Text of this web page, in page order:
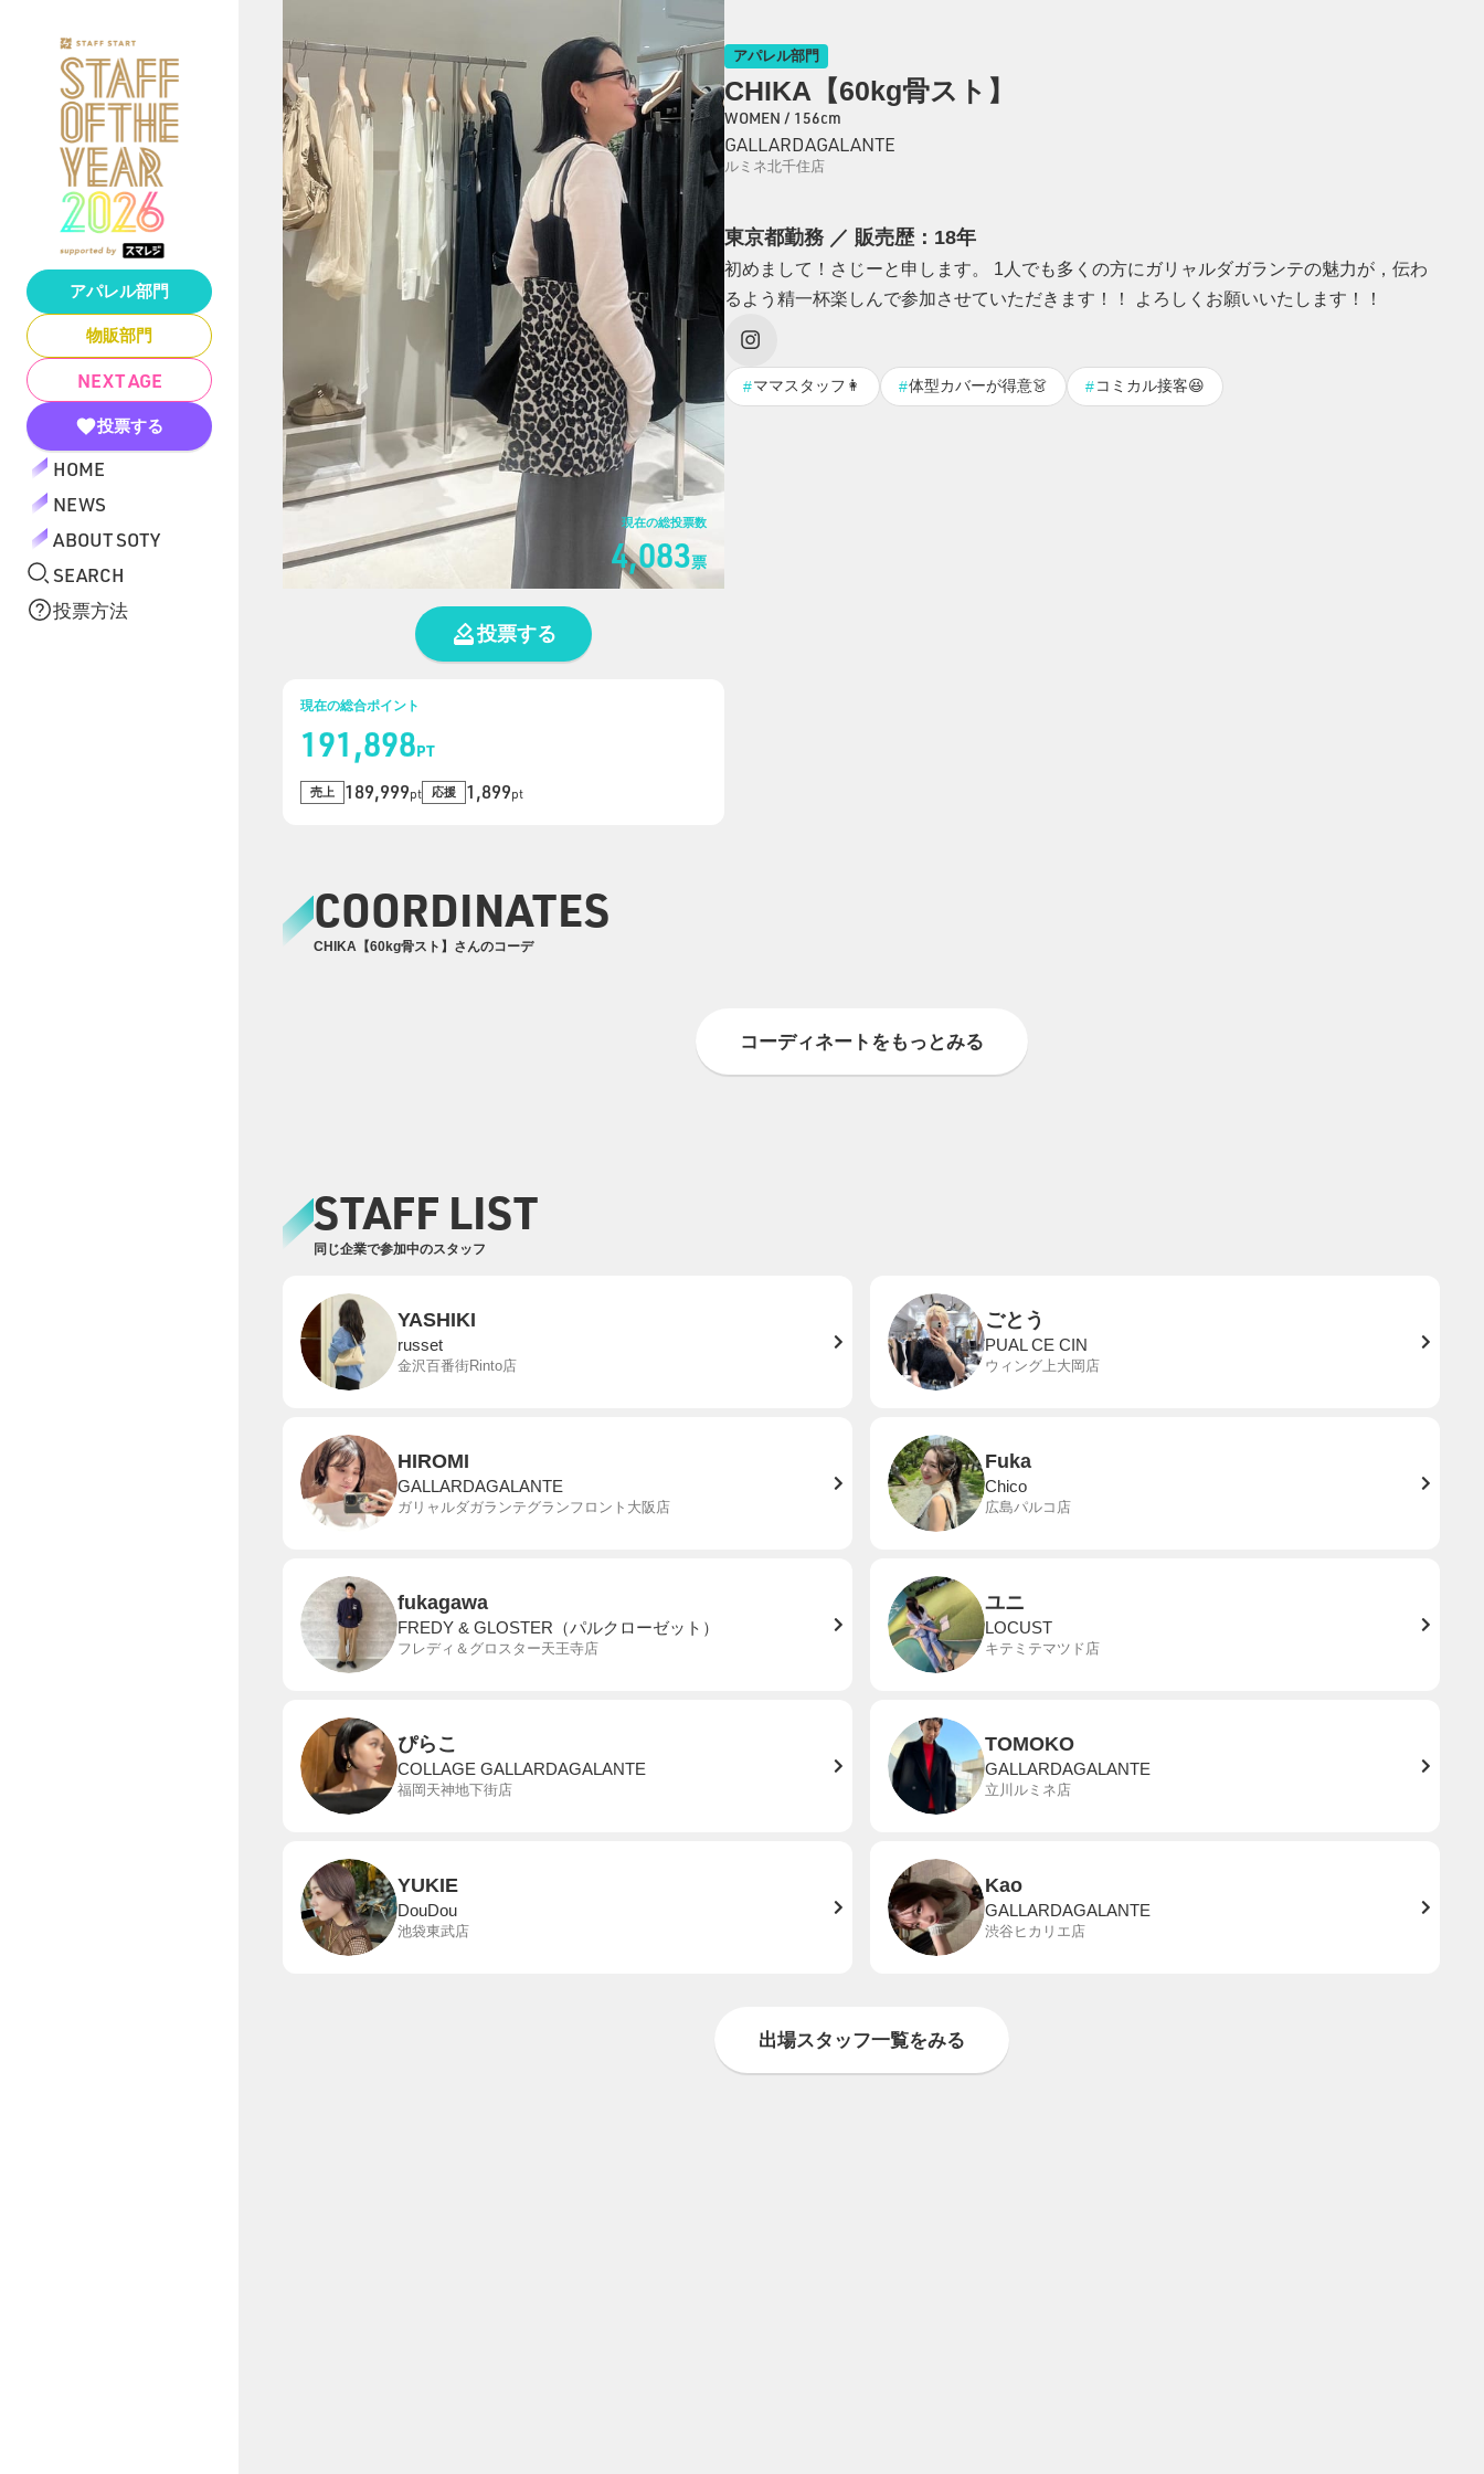
アパレル部門
物販部門
NEXT AGE
投票する
HOME
NEWS
ABOUT SOTY
SEARCH
投票方法
現在の総投票数
4,083票
投票する
現在の総合ポイント
191,898PT
売上 189,999pt 応援 1,899pt
アパレル部門
CHIKA【60kg骨スト】
WOMEN / 156cm
GALLARDAGALANTE
ルミネ北千住店
東京都勤務 ／ 販売歴：18年
初めまして！さじーと申します。 1人でも多くの方にガリャルダガランテの魅力が，伝わ
るよう精一杯楽しんで参加させていただきます！！ よろしくお願いいたします！！
#ママスタッフ👩 #体型カバーが得意👗 #コミカル接客😆
COORDINATES
CHIKA【60kg骨スト】さんのコーデ
コーディネートをもっとみる
STAFF LIST
同じ企業で参加中のスタッフ
YASHIKI
russet
金沢百番街Rinto店
ごとう
PUAL CE CIN
ウィング上大岡店
HIROMI
GALLARDAGALANTE
ガリャルダガランテグランフロント大阪店
Fuka
Chico
広島パルコ店
fukagawa
FREDY & GLOSTER（パルクローゼット）
フレディ＆グロスター天王寺店
ユニ
LOCUST
キテミテマツド店
ぴらこ
COLLAGE GALLARDAGALANTE
福岡天神地下街店
TOMOKO
GALLARDAGALANTE
立川ルミネ店
YUKIE
DouDou
池袋東武店
Kao
GALLARDAGALANTE
渋谷ヒカリエ店
出場スタッフ一覧をみる